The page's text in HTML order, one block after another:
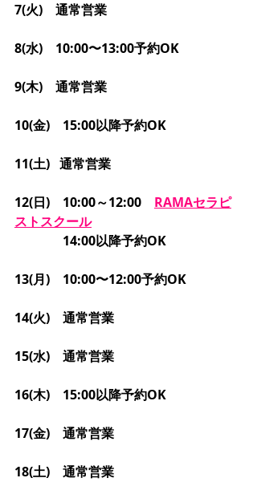
7(火)　通常営業
8(水)　10:00〜13:00予約OK
9(木)　通常営業
10(金)　15:00以降予約OK
11(土)   通常営業
12(日)　10:00～12:00 RAMAセラピ
ストスクール
14:00以降予約OK
13(月)　10:00〜12:00予約OK
14(火)　通常営業
15(水)　通常営業
16(木)　15:00以降予約OK
17(金)　通常営業
18(土)　通常営業